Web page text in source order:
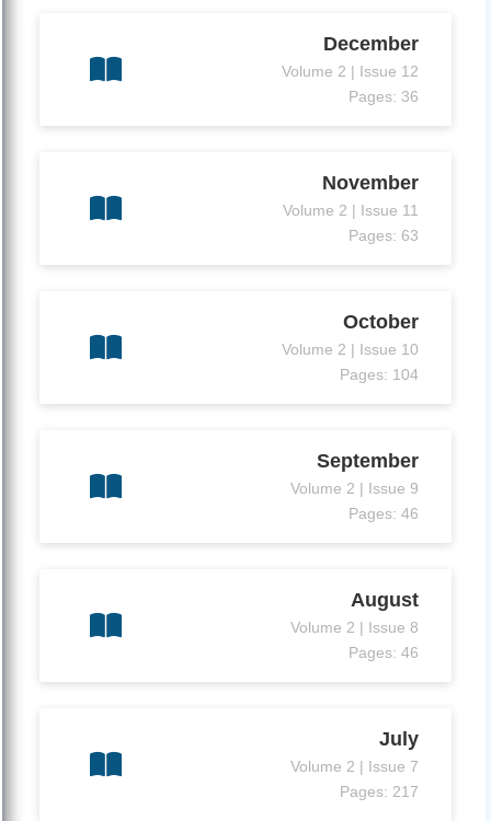
December
Volume 2 | Issue 12
Pages: 36
November
Volume 2 | Issue 11
Pages: 63
October
Volume 2 | Issue 10
Pages: 104
September
Volume 2 | Issue 9
Pages: 46
August
Volume 2 | Issue 8
Pages: 46
July
Volume 2 | Issue 7
Pages: 217